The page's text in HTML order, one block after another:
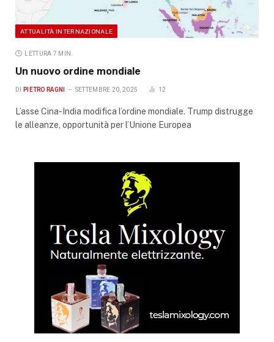
ATTUALITÀ INTERNAZIONALE
LETTURA 7 MIN.
Un nuovo ordine mondiale
DI PIETRO RAGNI SETTEMBRE 20, 2025 12
L’asse Cina-India modifica l’ordine mondiale. Trump distrugge
le alleanze, opportunità per l’Unione Europea